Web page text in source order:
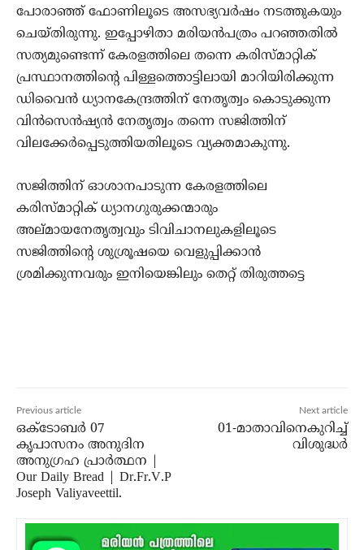
പോരാഞ്ഞ് ഫോണിലൂടെ അസഭ്യവര്‍ഷം നടത്തുകയും
ചെയ്തിരുന്നു. ഇപ്പോഴിതാ മരിയന്‍പത്രം പറഞ്ഞതില്‍
സത്യമുണ്ടെന്ന് കേരളത്തിലെ തന്നെ കരിസ്മാറ്റിക്
പ്രസ്ഥാനത്തിന്റെ പിള്ളത്തൊട്ടിലായി മാറിയിരിക്കുന്ന
ഡിവൈന്‍ ധ്യാനകേന്ദ്രത്തിന് നേതൃത്വം കൊടുക്കുന്ന
വിന്‍സെന്‍ഷ്യന്‍ നേതൃത്വം തന്നെ സജിത്തിന്
വിലക്കേര്‍പ്പെടുത്തിയതിലൂടെ വ്യക്തമാകുന്നു.
സജിത്തിന് ഓശാനപാടുന്ന കേരളത്തിലെ
കരിസ്മാറ്റിക് ധ്യാനഗുരുക്കന്മാരും
അല്മായനേതൃത്വവും ടിവിചാനലുകളിലൂടെ
സജിത്തിന്റെ ശുശ്രൂഷയെ വെളുപ്പിക്കാന്‍
ശ്രമിക്കുന്നവരും ഇനിയെങ്കിലും തെറ്റ് തിരുത്തട്ടെ
Previous article
ഒക്ടോബർ 07
കൃപാസനം അനുദിന
അനുഗ്രഹ പ്രാർത്ഥന |
Our Daily Bread | Dr.Fr.V.P
Joseph Valiyaveettil.
Next article
01-മാതാവിനെകുറിച്ച്‌
വിശുദ്ധർ